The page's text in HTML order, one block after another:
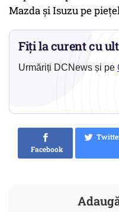
Mazda și Isuzu pe
Fiți la curent cu
Urmăriți DCNews și pe
Facebook